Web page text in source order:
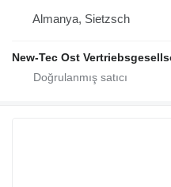
Almanya, Sietzsch